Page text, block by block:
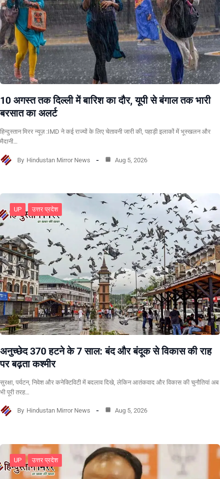
10 अगस्त तक दिल्ली में बारिश का दौर, यूपी से बंगाल तक भारी
बरसात का अलर्ट
हिन्दुस्तान मिरर न्यूज़ :IMD ने कई राज्यों के लिए चेतावनी जारी की, पहाड़ी इलाकों में भूस्खलन और
मैदानी…
By Hindustan Mirror News Aug 5, 2026
UP उत्तर प्रदेश
अनुच्छेद 370 हटने के 7 साल: बंद और बंदूक से विकास की राह
पर बढ़ता कश्मीर
सुरक्षा, पर्यटन, निवेश और कनेक्टिविटी में बदलाव दिखे, लेकिन आतंकवाद और विकास की चुनौतियां अब
भी पूरी तरह…
By Hindustan Mirror News Aug 5, 2026
UP उत्तर प्रदेश